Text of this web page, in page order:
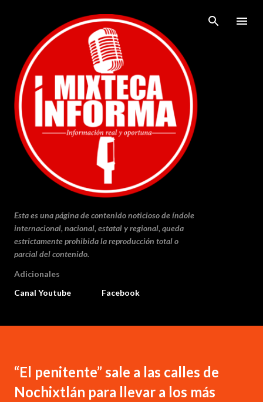
Ir al contenido principal
Esta es una página de contenido noticioso de índole
internacional, nacional, estatal y regional, queda
estrictamente prohibida la reproducción total o
parcial del contenido.
Adicionales
Canal Youtube
Facebook
“El penitente” sale a las calles de
Nochixtlán para llevar a los más